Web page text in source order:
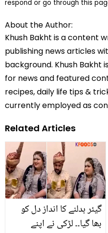
respond or go through this
About the Author:
Khush Bakht is a content
publishing news articles
background. Khush
for news and featured
recipes, daily life tips &
currently employed as
Related Articles
گیئر بدلنے کا انداز دل کو
بھا گیا۔۔ لڑکی نے اپنے